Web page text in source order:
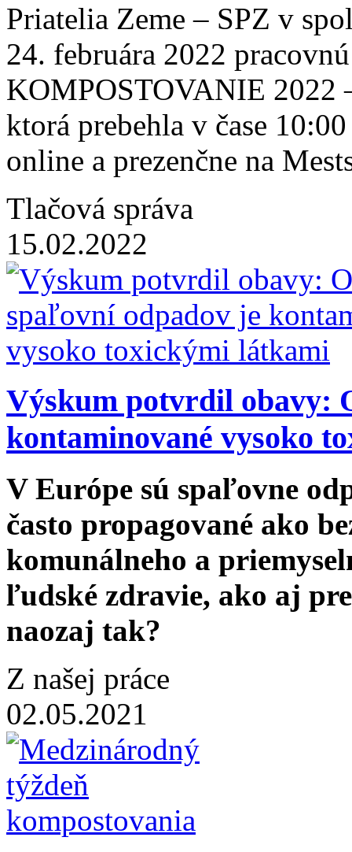
Priatelia Zeme – SPZ v
24. februára 2022
KOMPOSTOVANIE
ktorá prebehla v čase
online a prezenčne na
Tlačová správa
15.02.2022
Výskum potvrdil obavy:
kontaminované vysoko
V Európe sú spaľovne
často propagované ako
komunálneho a
ľudské zdravie, ako aj
naozaj tak?
Z našej práce
02.05.2021